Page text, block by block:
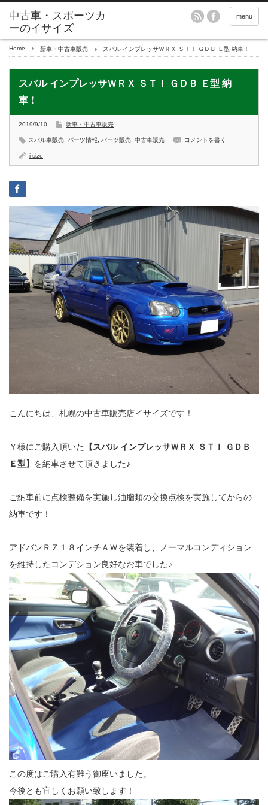
menu
Home 新車・中古車販売 スバル インプレッサＷＲＸ ＳＴＩ ＧＤＢ Ｅ型 納車！
スバル インプレッサＷＲＸ ＳＴＩ ＧＤＢ Ｅ型 納
車！
2019/9/10 新車・中古車販売
スバル車販売 パーツ情報 パーツ販売 中古車販売 コメントを書く
i-size
こんにちは、札幌の中古車販売店イサイズです！
Ｙ様にご購入頂いた
【スバル インプレッサＷＲＸ ＳＴＩ ＧＤＢ
Ｅ型】 を納車させて頂きました♪
ご納車前に点検整備を実施し油脂類の交換点検を実施してからの
納車です！
アドバンＲＺ１８インチＡＷを装着し、ノーマルコンディション
を維持したコンデション良好なお車でした♪
この度はご購入有難う御座いました。
今後とも宜しくお願い致します！